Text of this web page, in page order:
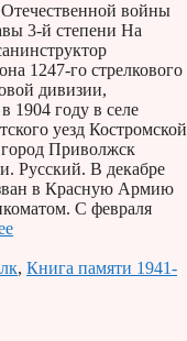
войны
3-й степени На
1247-го стрелкового
дивизии,
1904 году в селе
уезд Костромской
Приволжск
Русский. В декабре
в Красную Армию
С февраля
, Книга памяти 1941-